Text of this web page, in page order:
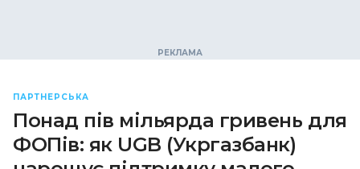
ПАРТНЕРСЬКА
Понад пів мільярда гривень для
ФОПів: як UGB (Укргазбанк)